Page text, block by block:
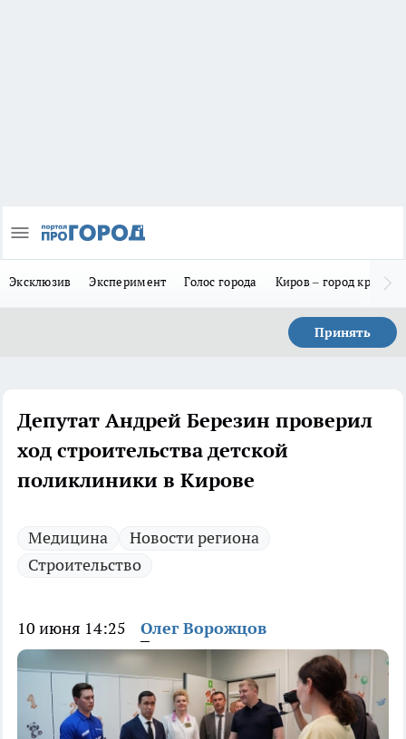
Эксклюзив Эксперимент Голос города Киров – город
Принять
Депутат Андрей Березин проверил
ход строительства детской
поликлиники в Кирове
Медицина
Новости региона
Строительство
10 июня 14:25 Олег Ворожцов